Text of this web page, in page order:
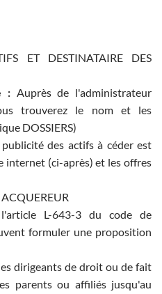
ET DESTINATAIRE DES
: Auprès de l'administrateur
trouverez le nom et les
DOSSIERS)
des actifs à céder est
(ci-après) et les offres
L-643-3 du code de
formuler une proposition
dirigeants de droit ou de fait
parents ou affiliés jusqu'au